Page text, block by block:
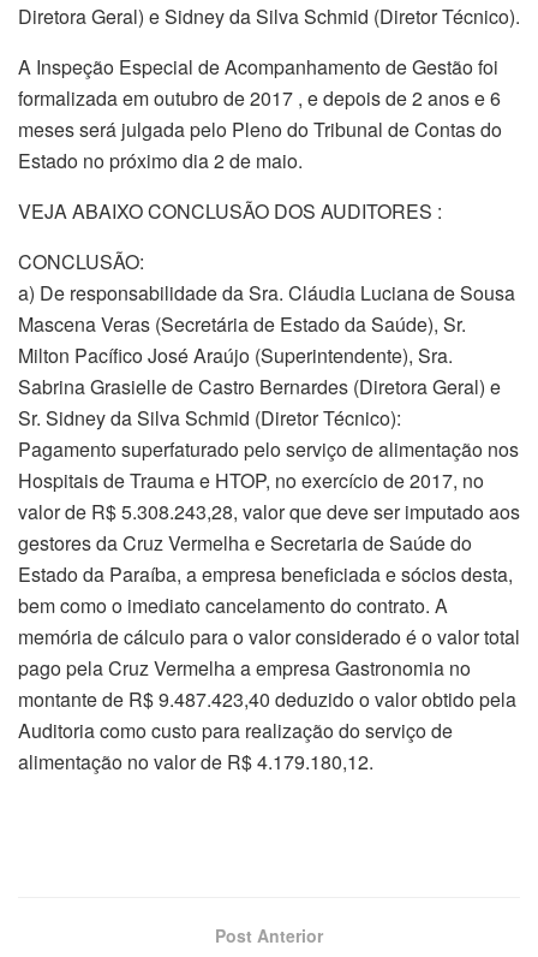
Diretora Geral) e Sidney da Silva Schmid (Diretor Técnico).
A Inspeção Especial de Acompanhamento de Gestão foi
formalizada em outubro de 2017 , e depois de 2 anos e 6
meses será julgada pelo Pleno do Tribunal de Contas do
Estado no próximo dia 2 de maio.
VEJA ABAIXO CONCLUSÃO DOS AUDITORES :
CONCLUSÃO:
a) De responsabilidade da Sra. Cláudia Luciana de Sousa
Mascena Veras (Secretária de Estado da Saúde), Sr.
Milton Pacífico José Araújo (Superintendente), Sra.
Sabrina Grasielle de Castro Bernardes (Diretora Geral) e
Sr. Sidney da Silva Schmid (Diretor Técnico):
Pagamento superfaturado pelo serviço de alimentação nos
Hospitais de Trauma e HTOP, no exercício de 2017, no
valor de R$ 5.308.243,28, valor que deve ser imputado aos
gestores da Cruz Vermelha e Secretaria de Saúde do
Estado da Paraíba, a empresa beneficiada e sócios desta,
bem como o imediato cancelamento do contrato. A
memória de cálculo para o valor considerado é o valor total
pago pela Cruz Vermelha a empresa Gastronomia no
montante de R$ 9.487.423,40 deduzido o valor obtido pela
Auditoria como custo para realização do serviço de
alimentação no valor de R$ 4.179.180,12.
Post Anterior